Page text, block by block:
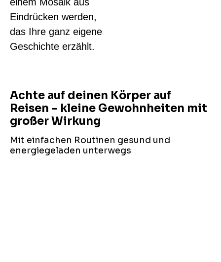
Eindrücken werden,
das Ihre ganz eigene
Geschichte erzählt.
Achte auf deinen Körper auf
Reisen – kleine Gewohnheiten mit
großer Wirkung
Mit einfachen Routinen gesund und
energiegeladen unterwegs